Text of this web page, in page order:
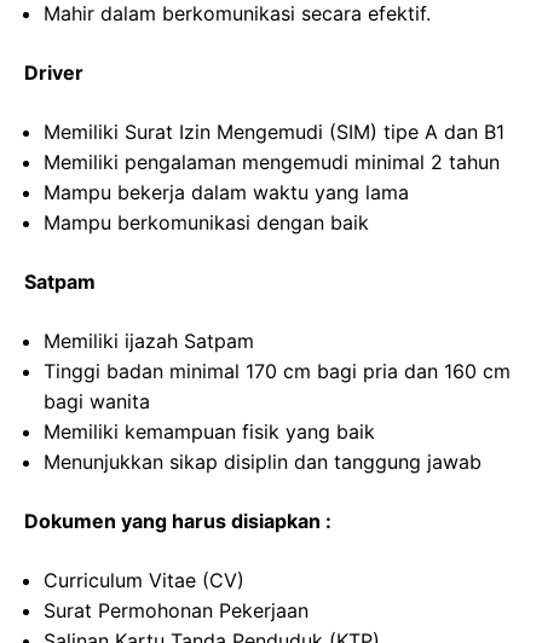
Mahir dalam berkomunikasi secara efektif.
Driver
Memiliki Surat Izin Mengemudi (SIM) tipe A dan B1
Memiliki pengalaman mengemudi minimal 2 tahun
Mampu bekerja dalam waktu yang lama
Mampu berkomunikasi dengan baik
Satpam
Memiliki ijazah Satpam
Tinggi badan minimal 170 cm bagi pria dan 160 cm
bagi wanita
Memiliki kemampuan fisik yang baik
Menunjukkan sikap disiplin dan tanggung jawab
Dokumen yang harus disiapkan :
Curriculum Vitae (CV)
Surat Permohonan Pekerjaan